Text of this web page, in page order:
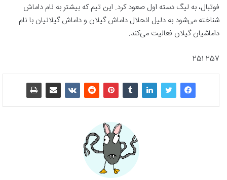
فوتبال، به لیگ دسته اول صعود کرد. این تیم که بیشتر به نام داماش
شناخته می‌شود به دلیل انحلال داماش گیلان و داماش گیلانیان با نام
داماشیان گیلان فعالیت می‌کند.
257 251